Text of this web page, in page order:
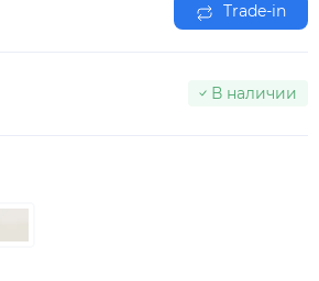
Trade-in
В наличии